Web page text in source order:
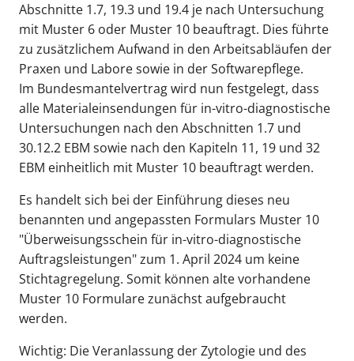
Abschnitte 1.7, 19.3 und 19.4 je nach Untersuchung
mit Muster 6 oder Muster 10 beauftragt. Dies führte
zu zusätzlichem Aufwand in den Arbeitsabläufen der
Praxen und Labore sowie in der Softwarepflege.
Im Bundesmantelvertrag wird nun festgelegt, dass
alle Materialeinsendungen für in-vitro-diagnostische
Untersuchungen nach den Abschnitten 1.7 und
30.12.2 EBM sowie nach den Kapiteln 11, 19 und 32
EBM einheitlich mit Muster 10 beauftragt werden.
Es handelt sich bei der Einführung dieses neu
benannten und angepassten Formulars Muster 10
"Überweisungsschein für in-vitro-diagnostische
Auftragsleistungen" zum 1. April 2024 um keine
Stichtagregelung. Somit können alte vorhandene
Muster 10 Formulare zunächst aufgebraucht
werden.
Wichtig: Die Veranlassung der Zytologie und des